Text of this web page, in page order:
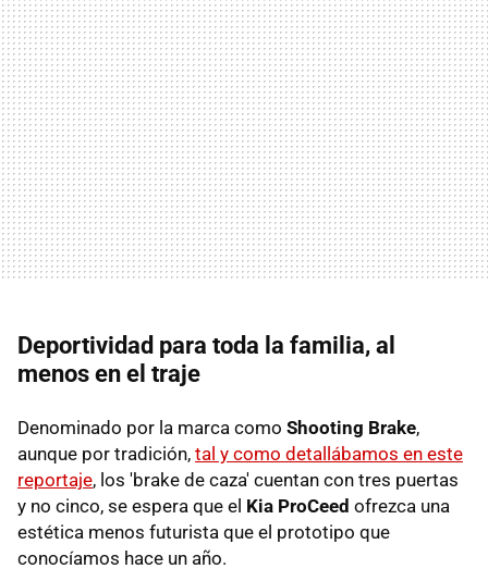
Deportividad para toda la familia, al
menos en el traje
Denominado por la marca como Shooting Brake,
aunque por tradición, tal y como detallábamos en este
reportaje, los 'brake de caza' cuentan con tres puertas
y no cinco, se espera que el Kia ProCeed ofrezca una
estética menos futurista que el prototipo que
conocíamos hace un año.